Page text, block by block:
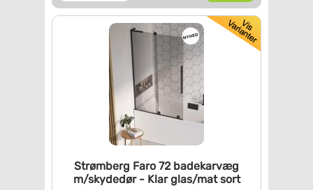
Strømberg Faro 72 badekarvæg
m/skydedør - Klar glas/matsort